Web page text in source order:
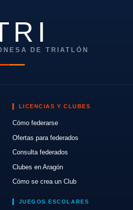
DE TRIATLÓN
LICENCIAS Y CLUBES
Cómo federarse
Ofertas para federados
Consulta federados
Clubes en Aragón
Cómo se crea un Club
JUEGOS ESCOLARES